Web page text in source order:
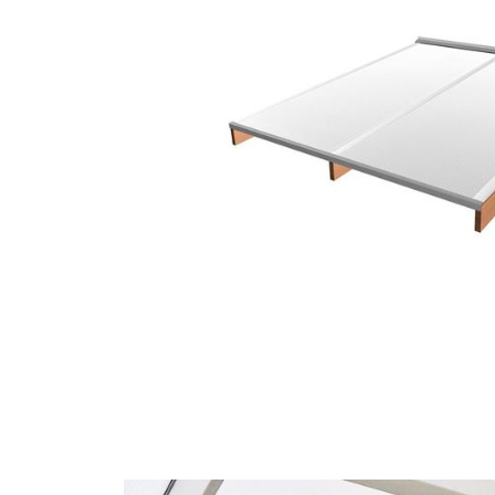
Balkar och reglar vars översida
på lång sikt kan påverka
IQ Reflex - reflekterar bort
IQ Reflex är den idealiska
ett uterum och låter det synliga
innebär ett betydligt behagligare